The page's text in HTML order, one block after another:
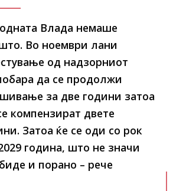
Влада немаше
Во ноември лани
од надзорниот
да се продолжи
за две години затоа
компензират двете
Затоа ќе се оди со рок
година, што не значи
и порано – рече